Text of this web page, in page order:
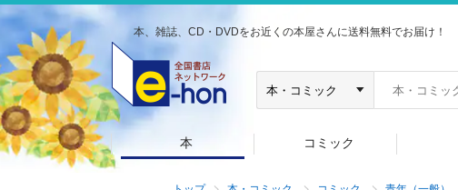
本、雑誌、CD・DVDをお近くの本屋さんに送料無料でお届け！
本 コミック